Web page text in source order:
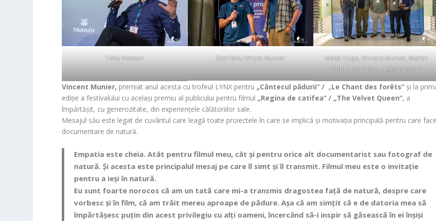
Toby Nowlan Dan Dinu Vincet Munier
Matei Truța, Vincent Munier, Martin
Dohrn, Dan Dinu, Toby Nowlan
Vincent Munier, premiat anul acesta cu trofeul LYNX pentru „Cântecul pădurii” / „Le Chant des forêts”și la
ediție a festivalului cu același premiu al publicului pentru filmul „Regina de catifea” / „The Velvet Queen”, a
împărtășit, cu generozitate, din experiențele călătoriilor sale.
Mesajul său este legat de cuvântul care leagă toate proiectele în care se implică și motivația principală pentru care
documentare de natură.
Empatia este cheia. Atât pentru filmul meu, cât și pentru orice alt documentarist sau fotograf de
natură. Și acesta este principalul mesaj pe care îl simt și îl transmit. Filmul meu este o invitație
pentru a ieși în natură.
Eu sunt foarte norocos că am un tată care mi-a transmis dragostea față de natură, despre care
vorbesc și în film, că am trăit mereu aproape de pădure. Așa că am simțit că e de datoria mea să
împărtășesc puțin din acest privilegiu cu alți oameni, încercând să-i inspir să găsească în ei înșiși